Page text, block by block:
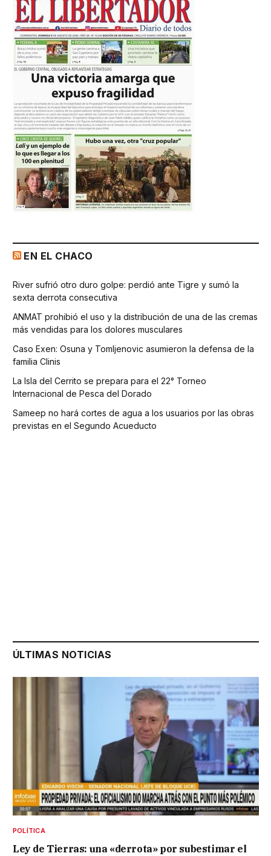
EN EL CHACO
River sufrió otro duro golpe: perdió ante Tigre y sumó la
sexta derrota consecutiva
ANMAT prohibió el uso y la distribución de una de las cremas
más vendidas para los dolores musculares
Caso Exen: Osuna y Tomljenovic asumieron la defensa de la
familia Clinis
La Isla del Cerrito se prepara para el 22° Torneo
Internacional de Pesca del Dorado
Sameep no hará cortes de agua a los usuarios por las obras
previstas en el Segundo Acueducto
ÚLTIMAS NOTICIAS
POLÍTICA
Ley de Tierras: una «derrota» por subestimar el